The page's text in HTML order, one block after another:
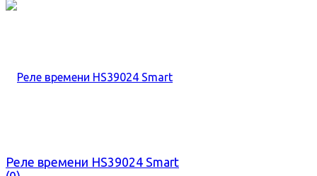
Реле времени HS39024 Smart